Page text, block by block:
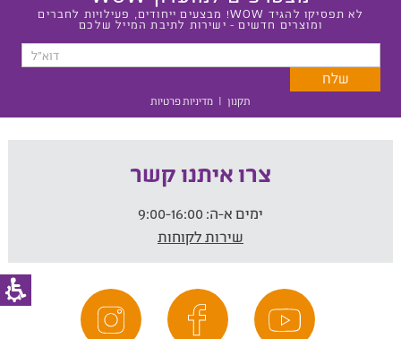
לא תפסיקו להגיד WOW! מבצעים ייחודים, פעילויות לחברים
ומוצרים חדשים - ישירות לתיבת המייל שלכם
תקנון | מדיניות פרטיות
צרו איתנו קשר
ימים א-ה:
שירות לקוחות